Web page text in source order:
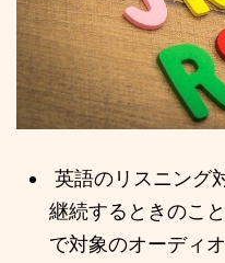
英語のリスニング
継続するときのこ
で対象のオーディ